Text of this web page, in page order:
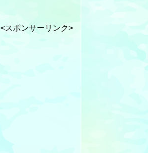
<スポンサーリンク>